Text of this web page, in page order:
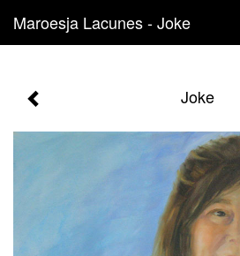
Maroesja Lacunes - Joke
Joke